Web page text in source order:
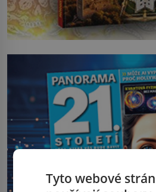
Tyto webové